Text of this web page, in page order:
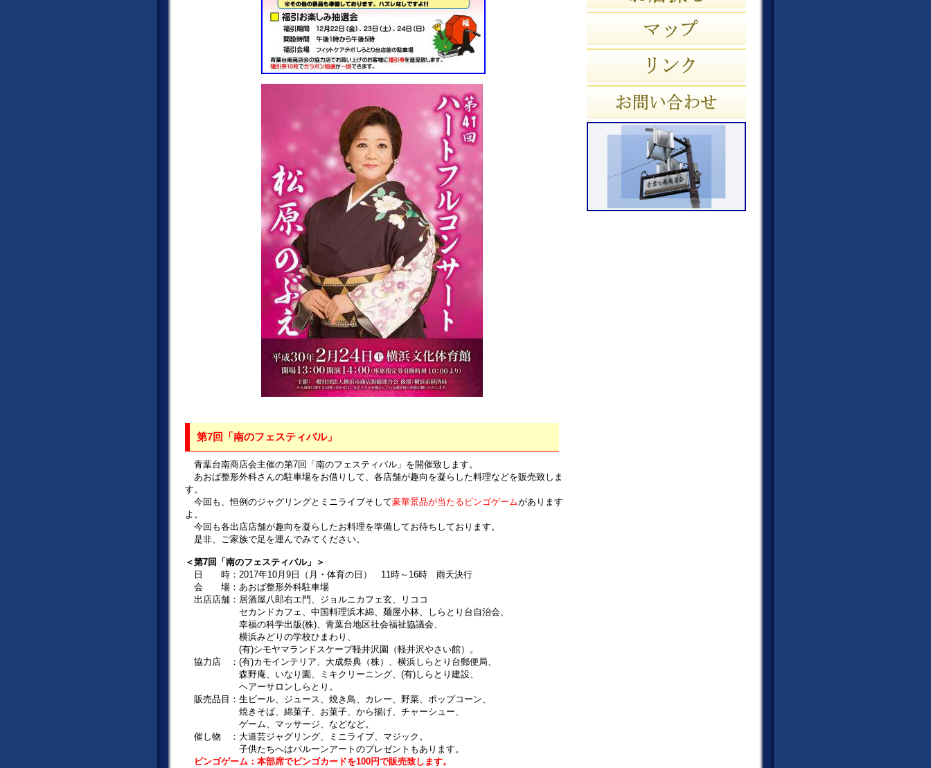
第7回「南のフェスティバル」
青葉台南商店会主催の第7回「南のフェスティバル」を開催致します。
あおば整形外科さんの駐車場をお借りして、各店舗が趣向を凝らした料理などを販売致しま
す。
今回も、恒例のジャグリングとミニライブそして豪華景品が当たるビンゴゲームがあります
よ。
今回も各出店店舗が趣向を凝らしたお料理を準備してお待ちしております。
是非、ご家族で足を運んでみてください。
＜第7回「南のフェスティバル」＞
日 時：2017年10月9日（月・体育の日） 11時～16時 雨天決行
会 場：あおば整形外科駐車場
出店店舗：居酒屋八郎右エ門、ジョルニカフェ玄、リココ
セカンドカフェ、中国料理浜木綿、麺屋小林、しらとり台自治会、
幸福の科学出版(株)、青葉台地区社会福祉協議会、
横浜みどりの学校ひまわり、
(有)シモヤマランドスケープ軽井沢園（軽井沢やさい館）。
協力店 ：(有)カモインテリア、大成祭典（株）、横浜しらとり台郵便局、
森野庵、いなり園、ミキクリーニング、(有)しらとり建設、
ヘアーサロンしらとり。
販売品目：生ビール、ジュース、焼き鳥、カレー、野菜、ポップコーン、
焼きそば、綿菓子、お菓子、から揚げ、チャーシュー、
ゲーム、マッサージ、などなど。
催し物 ：大道芸ジャグリング、ミニライブ、マジック。
子供たちへはバルーンアートのプレゼントもあります。
ビンゴゲーム：本部席でビンゴカードを100円で販売致します。